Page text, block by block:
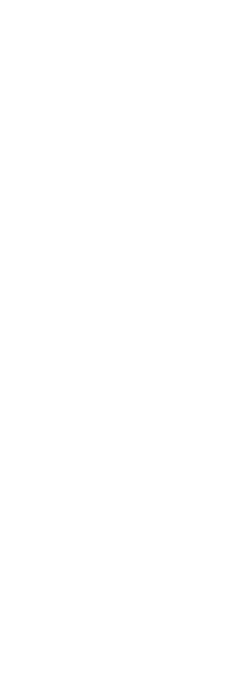
スを採用し発売！